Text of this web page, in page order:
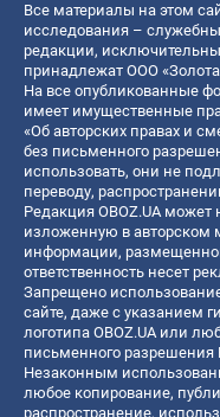
Все материалы на этом
исследования –
редакции,
принадлежат ООО
На все опубликованные
имеет имущественные
«Об авторских правах и
без письменного
использовать, они не
переводу,
Редакция OBOZ.UA может
изложенную в авторском
информации,
ответственность несет
Запрещено
сайте, даже с указанием
логотипа OBOZ.UA или
письменного
Незаконным
любое копирование,
распространение,